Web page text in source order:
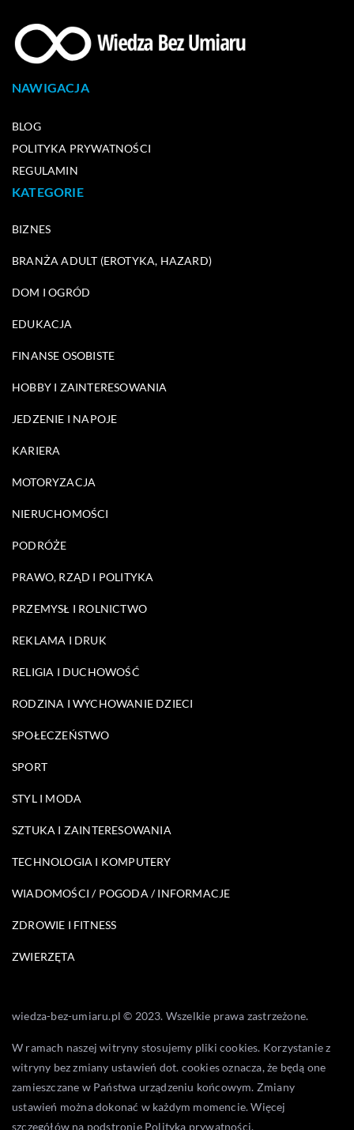
NAWIGACJA
BLOG
POLITYKA PRYWATNOŚCI
REGULAMIN
KATEGORIE
BIZNES
BRANŻA ADULT (EROTYKA, HAZARD)
DOM I OGRÓD
EDUKACJA
FINANSE OSOBISTE
HOBBY I ZAINTERESOWANIA
JEDZENIE I NAPOJE
KARIERA
MOTORYZACJA
NIERUCHOMOŚCI
PODRÓŻE
PRAWO, RZĄD I POLITYKA
PRZEMYSŁ I ROLNICTWO
REKLAMA I DRUK
RELIGIA I DUCHOWOŚĆ
RODZINA I WYCHOWANIE DZIECI
SPOŁECZEŃSTWO
SPORT
STYL I MODA
SZTUKA I ZAINTERESOWANIA
TECHNOLOGIA I KOMPUTERY
WIADOMOŚCI / POGODA / INFORMACJE
ZDROWIE I FITNESS
ZWIERZĘTA
wiedza-bez-umiaru.pl © 2023. Wszelkie prawa zastrzeżone.
W ramach naszej witryny stosujemy pliki cookies. Korzystanie z
witryny bez zmiany ustawień dot. cookies oznacza, że będą one
zamieszczane w Państwa urządzeniu końcowym. Zmiany
ustawień można dokonać w każdym momencie. Więcej
szczegółów na podstronie Polityka prywatności.